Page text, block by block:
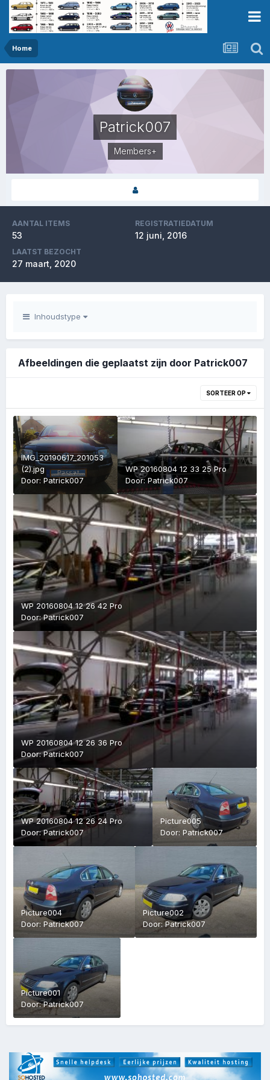
Home
Patrick007
Members+
AANTAL ITEMS
53
REGISTRATIEDATUM
12 juni, 2016
LAATST BEZOCHT
27 maart, 2020
Inhoudstype
Afbeeldingen die geplaatst zijn door Patrick007
SORTEER OP
IMG_20190617_201053
(2).jpg
Door: Patrick007
WP 20160804 12 33 25 Pro
Door:Patrick007
WP 20160804 12 26 42 Pro
Door:Patrick007
WP 20160804 12 26 36 Pro
Door:Patrick007
WP 20160804 12 26 24 Pro
Door:Patrick007
Picture005
Door: Patrick007
Picture004
Door: Patrick007
Picture002
Door:Patrick007
Picture001
Door:Patrick007